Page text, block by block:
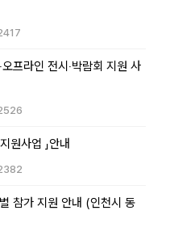
프라인 전시‧박람회 지원 사
원사업 」안내
참가 지원 안내 (인천시 동